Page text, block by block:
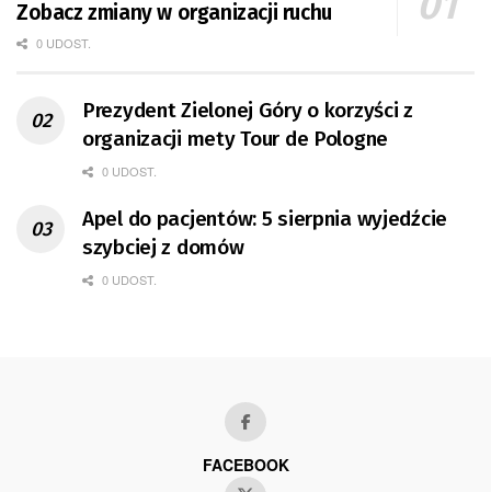
Zobacz zmiany w organizacji ruchu
0 UDOST.
Prezydent Zielonej Góry o korzyści z
organizacji mety Tour de Pologne
0 UDOST.
Apel do pacjentów: 5 sierpnia wyjedźcie
szybciej z domów
0 UDOST.
FACEBOOK